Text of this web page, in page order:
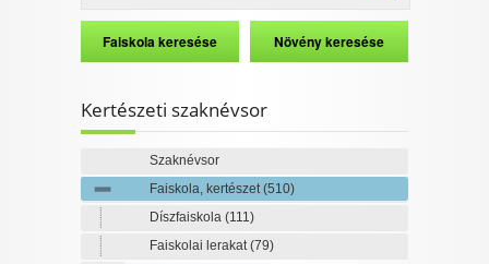
Kertészeti szaknévsor
Szaknévsor
Faiskola, kertészet(510)
Díszfaiskola (111)
Faiskolai lerakat(79)